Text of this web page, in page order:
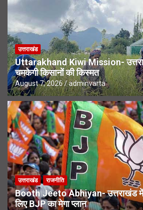
उत्तराखंड
Uttarakhand Kiwi Mission-
चमकेगी किसानों की किस्मत
August 7, 2026 adminvarta
उत्तराखंड राजनीति
Booth Jeeto Abhiyan- उत्तराखंड
लिए BJP का मेगा प्लान